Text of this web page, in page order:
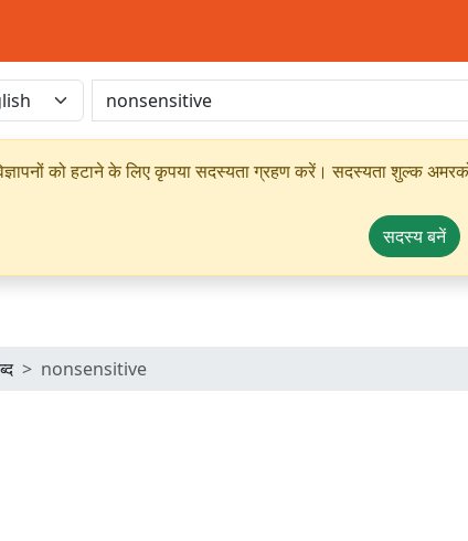
को हटाने के लिए कृपया सदस्यता ग्रहण करें। सदस्यता शुल्क
सदस्य बनें
nonsensitive